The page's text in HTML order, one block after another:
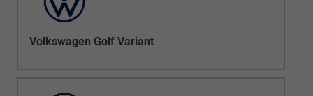
Volkswagen Golf Variant